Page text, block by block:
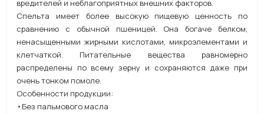
вредителей и неблагоприятных внешних факторов.
Спельта имеет более высокую пищевую ценность по
сравнению с обычной пшеницей. Она богаче белком,
ненасыщенными жирными кислотами, микроэлементами и
клетчаткой. Питательные вещества равномерно
распределены по всему зерну и сохраняются даже при
очень тонком помоле.
Особенности продукции:
•Без пальмового масла